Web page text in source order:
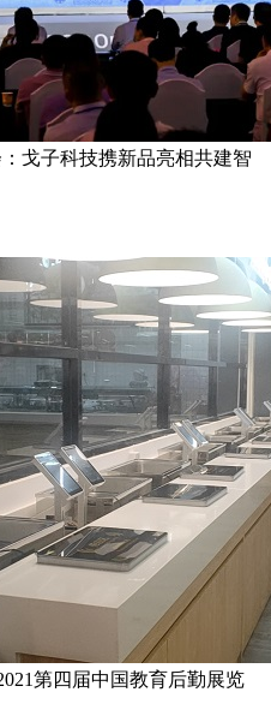
戈子科技携新品亮相共建智
第四届中国教育后勤展览